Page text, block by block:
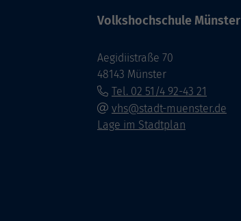
Volkshochschule Münster
Aegidiistraße 70
48143 Münster
Tel. 02 51/4 92-43 21
vhs@stadt-muenster.de
Lage im Stadtplan